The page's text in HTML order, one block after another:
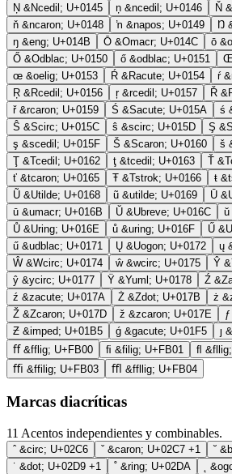
Ņ &Ncedil; U+0145 ņ &ncedil; U+0146 Ň
ň &ncaron; U+0148 ŉ &napos; U+0149 Ŋ
ŋ &eng; U+014B Ō &Omacr; U+014C ō
Ő &Odblac; U+0150 ő &odblac; U+0151
œ &oelig; U+0153 Ŕ &Racute; U+0154 ŕ
Ŗ &Rcedil; U+0156 ŗ &rcedil; U+0157 Ř
ř &rcaron; U+0159 Ś &Sacute; U+015A ś
Ŝ &Scirc; U+015C ŝ &scirc; U+015D Ş
ş &scedil; U+015F Š &Scaron; U+0160 š
Ţ &Tcedil; U+0162 ţ &tcedil; U+0163 Ť
ť &tcaron; U+0165 Ŧ &Tstrok; U+0166 ŧ
Ũ &Utilde; U+0168 ũ &utilde; U+0169 Ū
ū &umacr; U+016B Ŭ &Ubreve; U+016C ŭ
Ů &Uring; U+016E ů &uring; U+016F Ű
ű &udblac; U+0171 Ų &Uogon; U+0172 ų
Ŵ &Wcirc; U+0174 ŵ &wcirc; U+0175 Ŷ
ŷ &ycirc; U+0177 Ÿ &Yuml; U+0178 Ź
ź &zacute; U+017A Ż &Zdot; U+017B ż
Ž &Zcaron; U+017D ž &zcaron; U+017E ƒ
Ƶ &imped; U+01B5 ǵ &gacute; U+01F5 ȷ
ﬀ &fflig; U+FB00 ﬁ &filig; U+FB01 ﬂ &fllig;
ﬃ &ffilig; U+FB03 ﬄ &ffllig; U+FB04
Marcas diacríticas
11 Acentos independientes y combinables.
ˆ &circ; U+02C6 ˇ &caron; U+02C7 +1 ˘
˙ &dot; U+02D9 +1 ˚ &ring; U+02DA